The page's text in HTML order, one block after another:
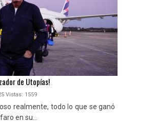
de Utopías!
Vistas: 1559
realmente, todo lo que se ganó
en su...